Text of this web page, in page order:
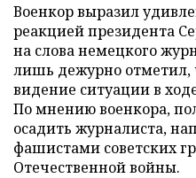
Военкор выразил
реакцией президента
на слова немецкого
лишь дежурно отметил,
видение ситуации в
По мнению военкора,
осадить журналиста,
фашистами советских
Отечественной войны.